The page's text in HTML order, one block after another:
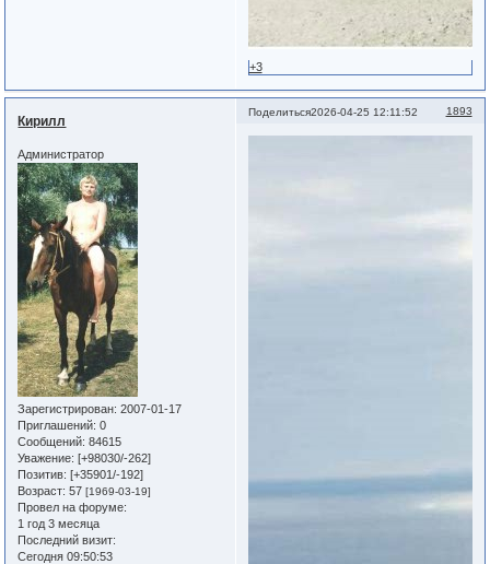
+3
Поделиться 1893
2026-04-25 12:11:52
Кирилл
Администратор
Зарегистрирован: 2007-01-17
Приглашений: 0
Сообщений: 84615
Уважение: [+98030/-262]
Позитив: [+35901/-192]
Возраст: 57[1969-03-19]
Провел на форуме:
1 год 3 месяца
Последний визит:
Сегодня 09:50:53